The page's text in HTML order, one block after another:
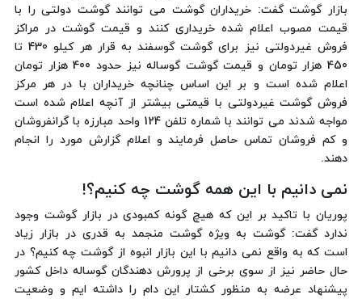
بازار گوشت گفت: خریداران گوشت می توانند گوشت دولتی را با
قیمت مصوب اعلام شده خریداری کنند و قیمت گوشت در مراکز
فروش غیردولتی نیز برای گوشت گوسفند به قرار هر کیلو 430 تا
450 هزار تومان و قیمت گوشت گوساله نیز حدود 400 هزار تومان
اعلام شده است و بر این اساس چنانچه خریداران با در هر مرکز
فروش گوشت غیردولتی با قیمتی بیشتر از آنچه اعلام شده است
مواجه شدند می توانند با شماره تلفن 124 واحد مبارزه با گرانفروشان
و کم فروشان تماس حاصل فرمایند و اعلام گزارش مورد را انجام
دهند.
نمی دانیم با این همه گوشت چه کنیم؟!
پوریان با تاکید بر این که هیچ گونه کمبودی در بازار گوشت وجود
ندارد گفت: گوشت به ویژه گوشت منجمد به قدری در بازار زیاد
است که به واقع نمی دانیم با این بازار انبوه از گوشت چه کنیم؟ در
حال حاضر نیز از سوی برخی از پرورش دهندگان گوساله داخل کشور
پیشنهاد عرضه به منظور کشتار این دام را داشته ایم و وضعیت